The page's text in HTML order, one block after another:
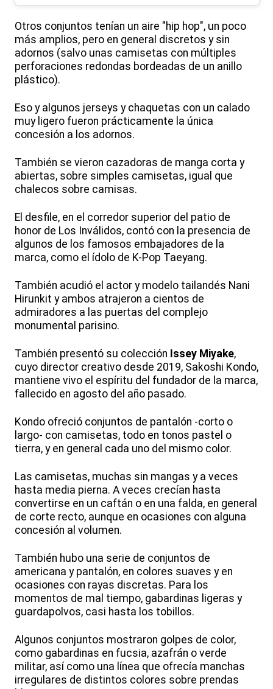
Otros conjuntos tenían un aire "hip hop", un poco
más amplios, pero en general discretos y sin
adornos (salvo unas camisetas con múltiples
perforaciones redondas bordeadas de un anillo
plástico).
Eso y algunos jerseys y chaquetas con un calado
muy ligero fueron prácticamente la única
concesión a los adornos.
También se vieron cazadoras de manga corta y
abiertas, sobre simples camisetas, igual que
chalecos sobre camisas.
El desfile, en el corredor superior del patio de
honor de Los Inválidos, contó con la presencia de
algunos de los famosos embajadores de la
marca, como el ídolo de K-Pop Taeyang.
También acudió el actor y modelo tailandés Nani
Hirunkit y ambos atrajeron a cientos de
admiradores a las puertas del complejo
monumental parisino.
También presentó su colección Issey Miyake,
cuyo director creativo desde 2019, Sakoshi Kondo,
mantiene vivo el espíritu del fundador de la marca,
fallecido en agosto del año pasado.
Kondo ofreció conjuntos de pantalón -corto o
largo- con camisetas, todo en tonos pastel o
tierra, y en general cada uno del mismo color.
Las camisetas, muchas sin mangas y a veces
hasta media pierna. A veces crecían hasta
convertirse en un caftán o en una falda, en general
de corte recto, aunque en ocasiones con alguna
concesión al volumen.
También hubo una serie de conjuntos de
americana y pantalón, en colores suaves y en
ocasiones con rayas discretas. Para los
momentos de mal tiempo, gabardinas ligeras y
guardapolvos, casi hasta los tobillos.
Algunos conjuntos mostraron golpes de color,
como gabardinas en fucsia, azafrán o verde
militar, así como una línea que ofrecía manchas
irregulares de distintos colores sobre prendas